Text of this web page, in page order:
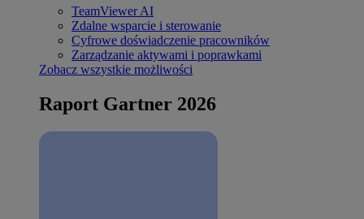
TeamViewer AI
Zdalne wsparcie i sterowanie
Cyfrowe doświadczenie pracowników
Zarządzanie aktywami i poprawkami
Zobacz wszystkie możliwości
Raport Gartner 2026